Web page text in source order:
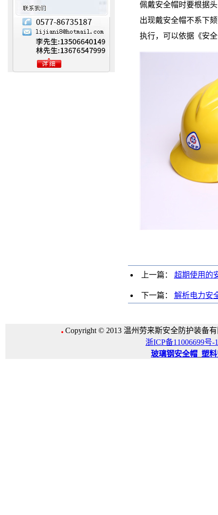
佩戴安全帽时要根据
出现戴安全帽不系下
执行，可以依据《安
上一篇： 超期使用的
下一篇： 解析电力安
Copyright © 2013 温州劳来斯安全防护装备
浙ICP备11006699号-1
玻璃钢安全帽 塑